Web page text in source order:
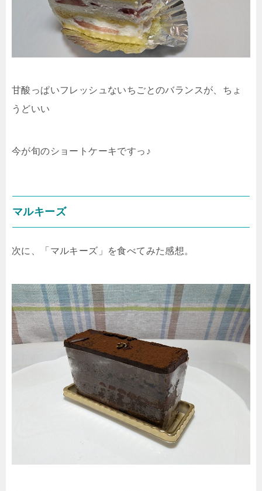
甘酸っぱいフレッシュないちごとのバランスが、ちょ
うどいい
今が旬のショートケーキですっ♪
マルキーズ
次に、「マルキーズ」を食べてみた感想。